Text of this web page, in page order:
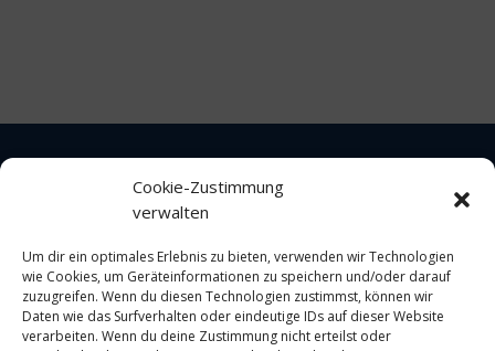
Cookie-Zustimmung
verwalten
Um dir ein optimales Erlebnis zu bieten, verwenden wir Technologien
wie Cookies, um Geräteinformationen zu speichern und/oder darauf
zuzugreifen. Wenn du diesen Technologien zustimmst, können wir
Daten wie das Surfverhalten oder eindeutige IDs auf dieser Website
verarbeiten. Wenn du deine Zustimmung nicht erteilst oder
Datenschutz
Cookie-Richtlinie